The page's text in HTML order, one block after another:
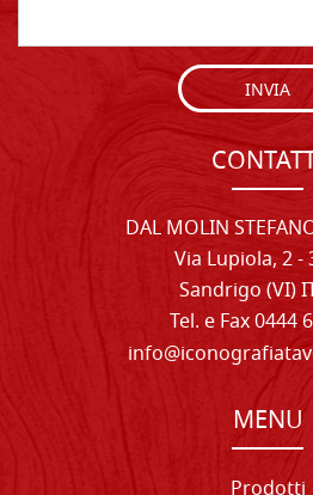
INVIA
DAL MOLIN
Via Lupiola, 2 -
Sandrigo (VI)
Tel. e Fax 0444
MENU